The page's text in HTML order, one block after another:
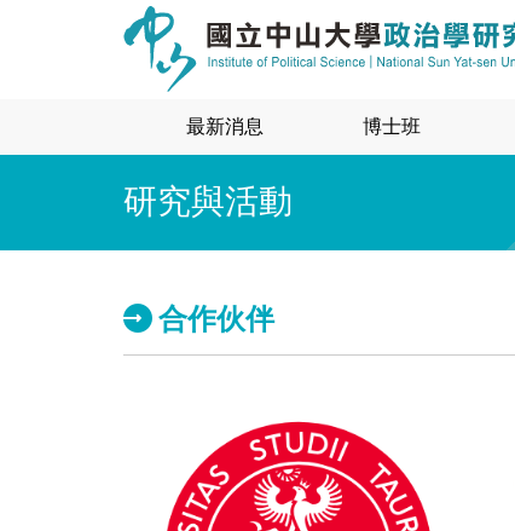
最新消息 博士班
研究與活動
合作伙伴